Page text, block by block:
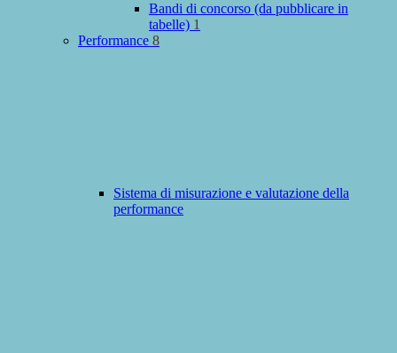
Bandi di concorso (da pubblicare in
tabelle) 1
Performance 8
Sistema di misurazione e valutazione della
performance